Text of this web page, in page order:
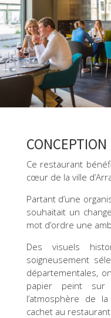
Ce restaurant
cœur de la ville
Partant d’une
souhaitait un
mot d’ordre une
Des visuels
soigneusement
départementales,
papier peint
l’atmosphère de
cachet au restaurant.